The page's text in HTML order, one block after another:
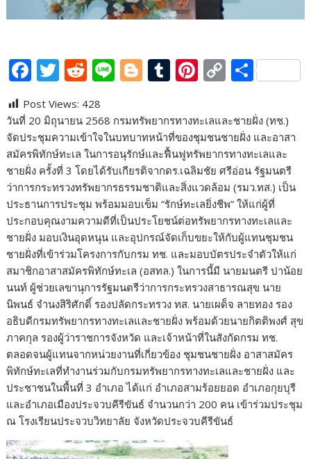
F
e
b
o
o
k
T
itt
er
R
d
di
t
Li
e
Bl
g
g
er
T
m
bl
r
Pi
er
e
st
C
p
y
Li
n
k
S
ar
e
Post Views: 428
วันที่ 20 มิถุนายน 2568 กรมทรัพยากรทางทะเลและชายฝั่ง (ทช.)
จัดประชุมความเข้าใจในบทบาทหน้าที่ของชุมชนชายฝั่ง และอาสา
สมัครพิทักษ์ทะเล ในการอนุรักษ์และฟื้นฟูทรัพยากรทางทะเลและ
ชายฝั่ง ครั้งที่ 3 โดยได้รับเกียรติจากดร.เฉลิมชัย ศรีอ่อน รัฐมนตรี
ว่าการกระทรวงทรัพยากรธรรมชาติและสิ่งแวดล้อม (รมว.ทส.) เป็น
ประธานการประชุม พร้อมมอบเข็ม “รักษ์ทะเลยิ่งชีพ” ให้แก่ผู้ที่
ประกอบคุณงามความดีที่เป็นประโยชน์ต่อทรัพยากรทางทะเลและ
ชายฝั่ง มอบเงินอุดหนุน และอุปกรณ์จัดเก็บขยะให้กับผู้แทนชุมชน
ชายฝั่งที่เข้าร่วมโครงการกับกรม ทช. และมอบบัตรประจำตัวให้แก่
สมาชิกอาสาสมัครพิทักษ์ทะเล (อสทล.) ในการนี้มี นายมนตรี ปาน้อย
นนท์ ผู้ช่วยเลขานุการรัฐมนตรีว่าการกระทรวงสาธารณสุข นาย
นิพนธ์ จำนงสิริศักดิ์ รองปลัดกระทรวง ทส. นายเผด็จ ลายทอง รอง
อธิบดีกรมทรัพยากรทางทะเลและชายฝั่ง พร้อมด้วยนายกิตติพงศ์ สุข
ภาคกุล รองผู้ว่าราชการจังหวัด และเจ้าหน้าที่ในสังกัดกรม ทช.
ตลอดจนผู้แทนจากหน่วยงานที่เกี่ยวข้อง ชุมชนชายฝั่ง อาสาสมัคร
พิทักษ์ทะเลที่ทำงานร่วมกับกรมทรัพยากรทางทะเลและชายฝั่ง และ
ประชาชนในพื้นที่ 3 อำเภอ ได้แก่ อำเภอสามร้อยยอด อำเภอกุยบุรี
และอำเภอเมืองประจวบคีรีขันธ์ จำนวนกว่า 200 คน เข้าร่วมประชุม
ณ โรงเรียนประจวบวิทยาลัย จังหวัดประจวบคีรีขันธ์